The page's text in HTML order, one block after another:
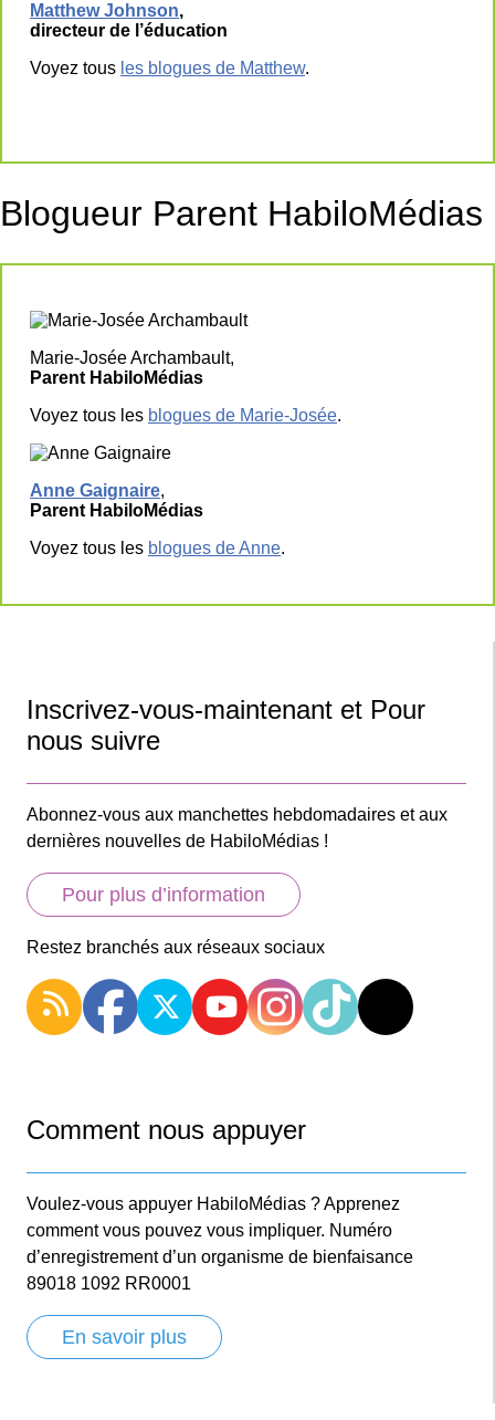
Matthew Johnson,
directeur de l’éducation
Voyez tous les blogues de Matthew.
Blogueur Parent HabiloMédias
Marie-Josée Archambault,
Parent HabiloMédias
Voyez tous les blogues de Marie-Josée.
Anne Gaignaire,
Parent HabiloMédias
Voyez tous les blogues de Anne.
Inscrivez-vous-maintenant et Pour
nous suivre
Abonnez-vous aux manchettes hebdomadaires et aux
dernières nouvelles de HabiloMédias !
Pour plus d’information
Restez branchés aux réseaux sociaux
Comment nous appuyer
Voulez-vous appuyer HabiloMédias ? Apprenez
comment vous pouvez vous impliquer. Numéro
d’enregistrement d’un organisme de bienfaisance
89018 1092 RR0001
En savoir plus